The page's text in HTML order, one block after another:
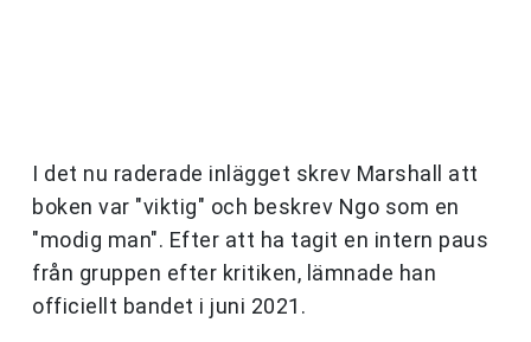
I det nu raderade inlägget skrev Marshall att
boken var "viktig" och beskrev Ngo som en
"modig man". Efter att ha tagit en intern paus
från gruppen efter kritiken, lämnade han
officiellt bandet i juni 2021.